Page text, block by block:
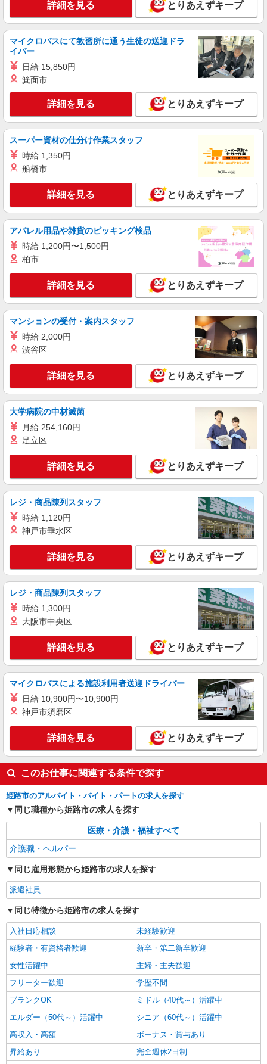
キープ 詳細を見る
派遣社員
株式会社kotrio /●KB-H-1900191
＜姫路＞デイサービスSTAFF＊16時退社も
時給1450円〜2187円 ＜日払い有/週払い有/交
通費全支給(ガソリン代含む)＞
姫路市 最寄り駅：姫路
キープ 詳細を見る
派遣社員
株式会社kotrio /●KB-H-1674745
【姫路】障がい者施設STAFF★履歴書不要、
面接なしで即勤務もOK
時給1550円〜2187円 ＜日払い有/週払い有/交
通費全支給(ガソリン代含む)＞
姫路市 最寄り駅：姫路
詳細を見る
派遣社員
株式会社kotrio /●KB-H-1900147
＜姫路＞サ高住スタッフ＊教育体制充実◎30
時給1450円〜2187円 ＜日払い有/週払い有/交
通費全支給(ガソリン代含む)＞
姫路市 最寄り駅：姫路
キープ 詳細を見る
派遣社員
株式会社kotrio /●KB-H-1879399
【姫路駅近く】病院でシーツ交換や備品管理な
ど★看護助手募集
時給1550円〜2187円 ＜日払い有/週払い有/交
通費全支給(ガソリン代含む)＞
詳細を見る
株式会社kotrio /●KB-H-1877645
レア＊欠員により急募！シニア向けマンション
時給1550円〜2187円 ＜日払い有/週払い有/交
姫路市飾磨区
キープ 詳細を見る
派遣社員
株式会社kotrio /●KB-H-2020811
平松駅＊幅広い世代が活動中！サ高住のサポー
トSTAFF
時給1450円〜2187円 ＜日払い有/週払い有/交
姫路市内＊大津中学校近く
キープ 詳細を見る
詳細を見る とりあえずキープ
マイクロバスにて教習所に通う生徒の送迎ドラ
イバー
日給 15,850円
箕面市
詳細を見る とりあえずキープ
スーパー資材の仕分け作業スタッフ
時給 1,350円
船橋市
詳細を見る とりあえずキープ
アパレル用品や雑貨のピッキング検品
時給 1,200円〜1,500円
柏市
詳細を見る とりあえずキープ
マンションの受付・案内スタッフ
時給 2,000円
渋谷区
詳細を見る とりあえずキープ
大学病院の中材滅菌
月給 254,160円
足立区
詳細を見る とりあえずキープ
レジ・商品陳列スタッフ
時給 1,120円
神戸市垂水区
詳細を見る とりあえずキープ
レジ・商品陳列スタッフ
時給 1,300円
大阪市中央区
詳細を見る とりあえずキープ
マイクロバスによる施設利用者送迎ドライバー
日給 10,900円〜10,900円
神戸市須磨区
詳細を見る とりあえずキープ
このお仕事に関連する条件で探す
姫路市のアルバイト・バイト・パートの求人を探す
同じ職種から姫路市の求人を探す
医療・介護・福祉すべて
介護職・ヘルパー
同じ雇用形態から姫路市の求人を探す
派遣社員
同じ特徴から姫路市の求人を探す
入社日応相談
未経験歓迎
経験者・有資格者歓迎
新卒・第二新卒歓迎
女性活躍中
主婦・主夫歓迎
フリーター歓迎
学歴不問
ブランクOK
ミドル（40代～）活躍中
エルダー（50代～）活躍中
シニア（60代～）活躍中
高収入・高額
ボーナス・賞与あり
昇給あり
完全週休2日制